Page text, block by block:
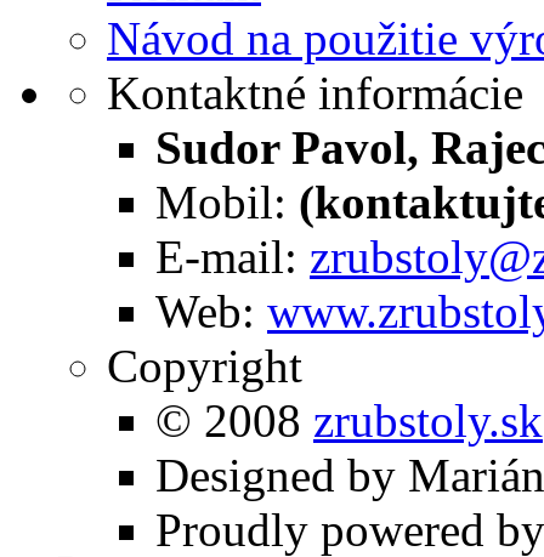
Návod na použitie
Kontaktné informácie
Sudor Pavol,
Mobil:
E-mail:
Web:
Copyright
© 2008 zrubstoly.sk
Designed by
Proudly powered